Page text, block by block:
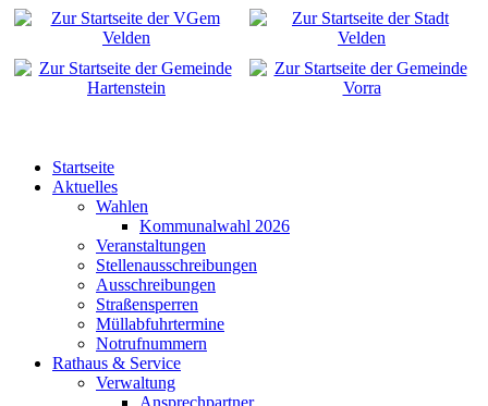
Startseite
Aktuelles
Wahlen
Kommunalwahl 2026
Veranstaltungen
Stellenausschreibungen
Ausschreibungen
Straßensperren
Müllabfuhrtermine
Notrufnummern
Rathaus & Service
Verwaltung
Ansprechpartner